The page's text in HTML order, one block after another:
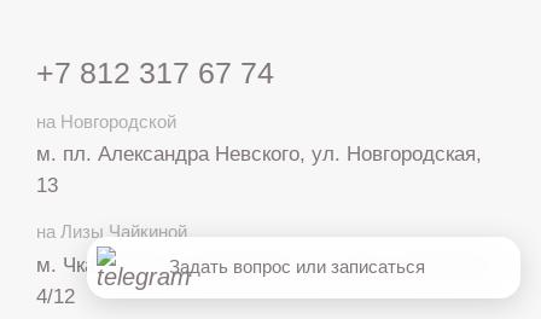
+7 812 317 67 74
на Новгородской
м. пл. Александра Невского, ул. Новгородская,
13
на Лизы Чайкиной
м. Чкаловская, Спортивная, ул. Лизы Чайкиной,
4/12
Записаться онлайн
Онлайн консультация
Задать вопрос или записаться
Хорошо